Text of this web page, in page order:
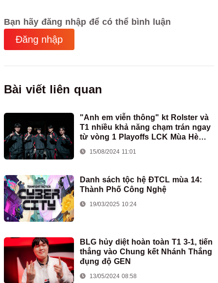
Bạn hãy đăng nhập để có thể bình luận
Đăng nhập
Bài viết liên quan
"Anh em viễn thông" kt Rolster và
T1 nhiều khả năng chạm trán ngay
từ vòng 1 Playoffs LCK Mùa Hè
2024
15/08/2024 11:01
Danh sách tộc hệ ĐTCL mùa 14:
Thành Phố Công Nghệ
19/03/2025 10:24
BLG hủy diệt hoàn toàn T1 3-1, tiến
thẳng vào Chung kết Nhánh Thắng
đụng độ GEN
13/05/2024 08:58